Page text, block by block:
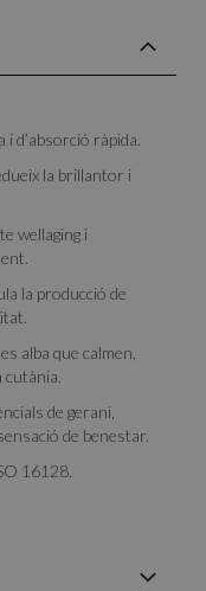
i d’absorció ràpida.
la brillantor i
wellaging i
la producció de
alba que calmen,
de gerani,
de benestar.
16128.